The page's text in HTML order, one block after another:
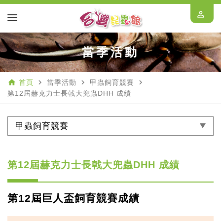
perm_identity
當季活動
home 首頁 navigate_next 當季活動 navigate_next 甲蟲飼育競賽 navigate_next
第12屆赫克力士長戟大兜蟲DHH 成績
甲蟲飼育競賽
第12屆赫克力士長戟大兜蟲DHH 成績
第12屆巨人盃飼育競賽成績